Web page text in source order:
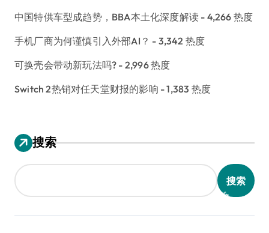
中国特供车型成趋势，BBA本土化深度解读 - 4,266 热度
手机厂商为何谨慎引入外部AI？ - 3,342 热度
可换壳会带动新玩法吗? - 2,996 热度
Switch 2热销对任天堂财报的影响 - 1,383 热度
搜索
搜索